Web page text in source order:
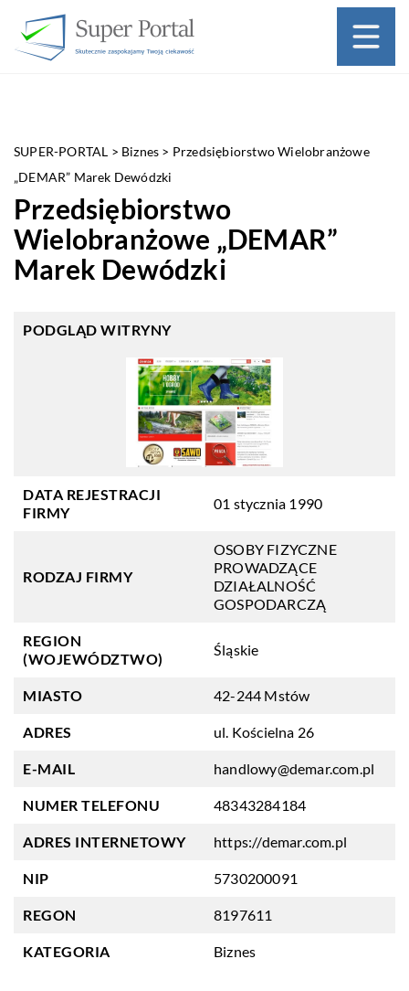
SUPER-PORTAL > Biznes > Przedsiębiorstwo Wielobranżowe
„DEMAR” Marek Dewódzki
Przedsiębiorstwo
Wielobranżowe „DEMAR”
Marek Dewódzki
PODGLĄD WITRYNY
DATA REJESTRACJI
FIRMY
01 stycznia 1990
RODZAJ FIRMY
OSOBY FIZYCZNE
PROWADZĄCE
DZIAŁALNOŚĆ
GOSPODARCZĄ
REGION
(WOJEWÓDZTWO)
Śląskie
MIASTO 42-244 Mstów
ADRES ul. Kościelna 26
E-MAIL handlowy@demar.com.pl
NUMER TELEFONU 48343284184
ADRES INTERNETOWY https://demar.com.pl
NIP 5730200091
REGON 8197611
KATEGORIA Biznes